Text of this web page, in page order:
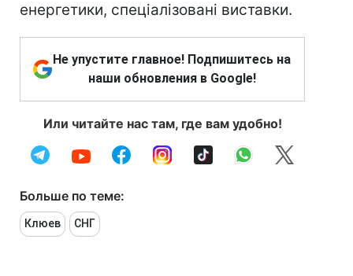
енергетики, спеціалізовані виставки.
Не упустите главное! Подпишитесь на
наши обновления в Google!
Или читайте нас там, где вам удобно!
Больше по теме:
Клюев СНГ